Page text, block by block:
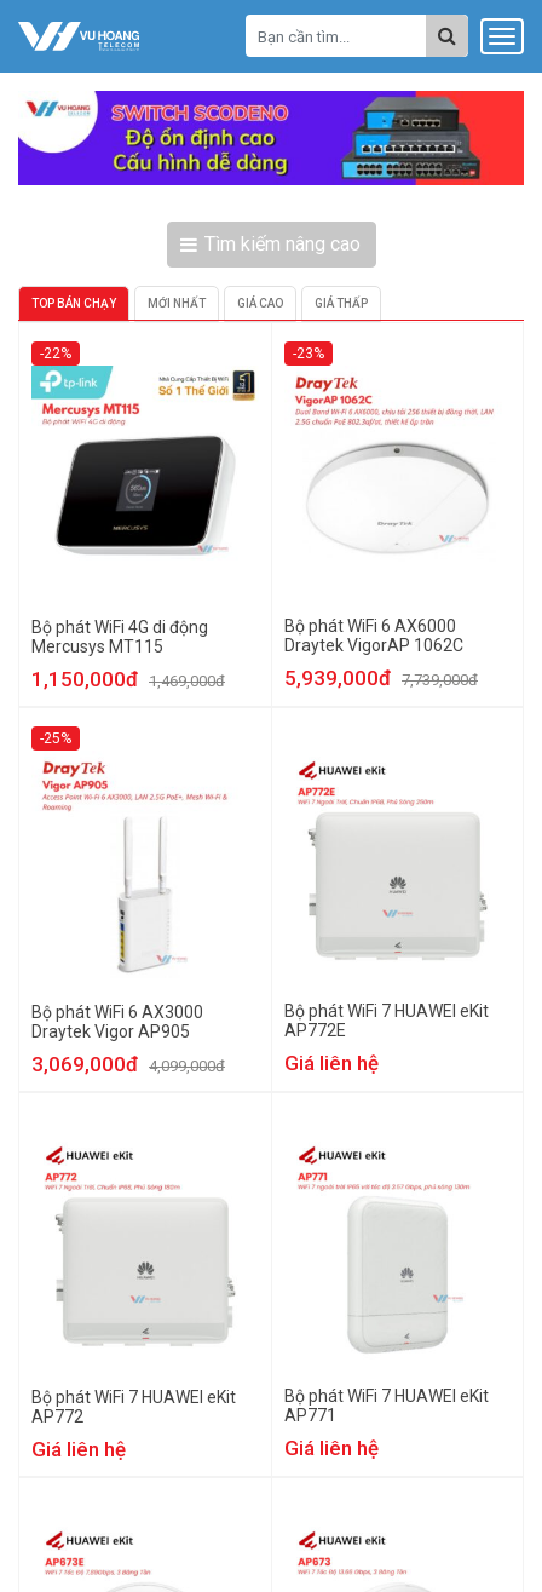
Tìm kiếm nâng cao
TOP BÁN CHẠY MỚI NHẤT GIÁ CAO GIÁ THẤP
-22%
Bộ phát WiFi 4G di động
Mercusys MT115
1,150,000đ 1,469,000đ
-23%
Bộ phát WiFi 6 AX6000
Draytek VigorAP 1062C
5,939,000đ 7,739,000đ
-25%
Bộ phát WiFi 6 AX3000
Draytek Vigor AP905
3,069,000đ 4,099,000đ
Bộ phát WiFi 7 HUAWEI eKit
AP772E
Giá liên hệ
Bộ phát WiFi 7 HUAWEI eKit
AP772
Giá liên hệ
Bộ phát WiFi 7 HUAWEI eKit
AP771
Giá liên hệ